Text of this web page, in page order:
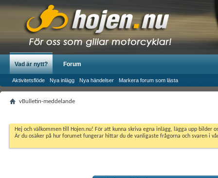
Vad är nytt?
Aktivitetsflöde Nya inlägg Nya händelser Markera forum som lästa
Forum
vBulletin-meddelande
Hej och välkommen till Hojen.nu! För att kunna skriva egna inlägg, lägga upp
Är du osäker på hur forumet fungerar hittar du de vanligaste frågorna och svaren i